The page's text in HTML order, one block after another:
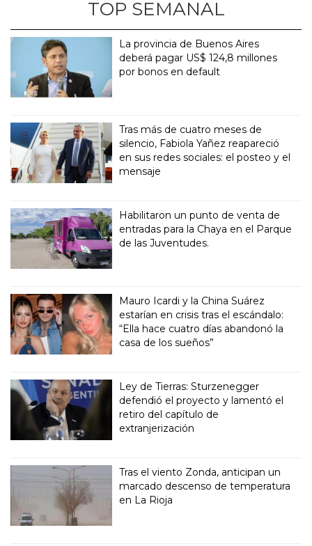
TOP SEMANAL
La provincia de Buenos Aires
deberá pagar US$ 124,8 millones
por bonos en default
Tras más de cuatro meses de
silencio, Fabiola Yañez reapareció
en sus redes sociales: el posteo y el
mensaje
Habilitaron un punto de venta de
entradas para la Chaya en el Parque
de las Juventudes.
Mauro Icardi y la China Suárez
estarían en crisis tras el escándalo:
“Ella hace cuatro días abandonó la
casa de los sueños”
Ley de Tierras: Sturzenegger
defendió el proyecto y lamentó el
retiro del capítulo de
extranjerización
Tras el viento Zonda, anticipan un
marcado descenso de temperatura
en La Rioja